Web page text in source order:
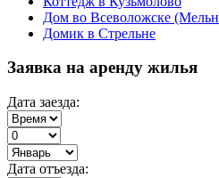
Дом во Всеволожске
Домик в Стрельне
Заявка на аренду жилья
Дата заезда:
Дата отъезда: